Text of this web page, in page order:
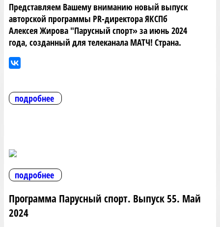
Представляем Вашему вниманию новый выпуск
авторской программы PR-директора ЯКСПб
Алексея Жирова "Парусный спорт» за июнь 2024
года, созданный для телеканала МАТЧ! Страна.
подробнее
подробнее
Программа Парусный спорт. Выпуск 55. Май
2024